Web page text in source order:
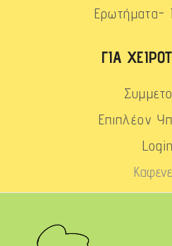
Ερωτήματα-
ΓΙΑ
Επιπλέον
Login